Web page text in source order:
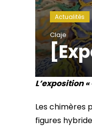
Actualités
Claje
L’exposition
Les chimères
figures